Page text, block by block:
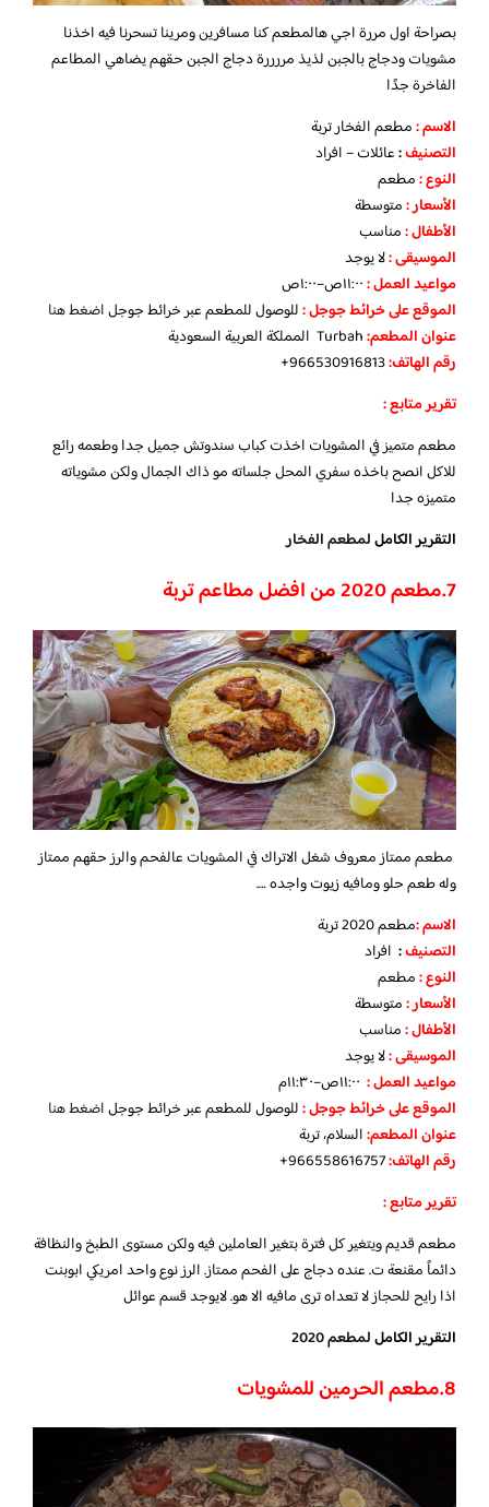
بصراحة اول مررة اجي هالمطعم كنا مسافرين ومرينا تسحرنا فيه اخذنا
مشويات ودجاج بالجبن لذيذ مررررة دجاج الجبن حقهم يضاهي المطاعم
الفاخرة جدًا
الاسم :مطعم الفخار تربة
التصنيف:عائلات – افراد
النوع :مطعم
الأسعار:متوسطة
الأطفال:مناسب
الموسيقى :لا يوجد
مواعيد العمل :١١:٠٠ص–١:٠٠ص
الموقع على خرائط جوجل:للوصول للمطعم عبر خرائط جوجلاضغط هنا
عنوان المطعم:
رقم الهاتف:
تقرير متابع :
مطعم متميز في المشويات اخذت كباب سندوتش جميل جدا وطعمه رائع
للاكل انصح باخذه سفري المحل جلساته مو ذاك الجمال ولكن مشوياته
متميزه جدا
التقرير الكامللمطعم الفخار
7.مطعم 2020 من افضل مطاعم تربة
مطعم ممتاز معروف شغل الاتراك في المشويات عالفحم والرز حقهم ممتاز
وله طعم حلو ومافيه زيوت واجده ….
الاسم :مطعم 2020 تربة
التصنيف: افراد
النوع :مطعم
الأسعار:متوسطة
الأطفال:مناسب
الموسيقى :لا يوجد
مواعيد العمل :
الموقع على خرائط جوجل:للوصول للمطعم عبر خرائط جوجلاضغط هنا
عنوان المطعم:السلام، تربة
رقم الهاتف:
تقرير متابع :
مطعم قديم ويتغير كل فترة بتغير العاملين فيه ولكن مستوى الطبخ والنظافة
دائماً مقنعة ت. عنده دجاج على الفحم ممتاز. الرز نوع واحد امريكي ابوبنت
اذا رايح للحجاز لا تعداه ترى مافيه الا هو. لايوجد قسم عوائل
التقرير الكامللمطعم 2020
8.مطعم الحرمين للمشويات